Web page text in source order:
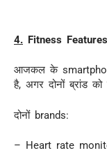
4. Fitness
आजकल के
है, अगर दोनों ब्रांड
दोनों brands:
– Heart rate